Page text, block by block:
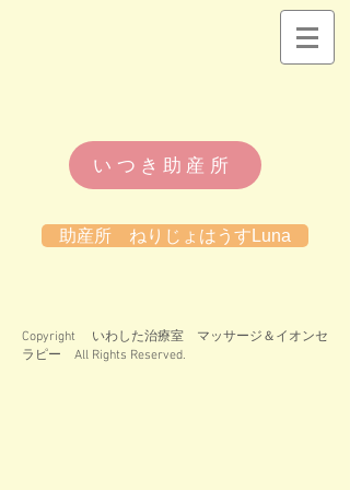
いつき助産所
助産所 ねりじょはうすLuna
Copyright いわした治療室 マッサージ＆イオンセ
ラピー All Rights Reserved.